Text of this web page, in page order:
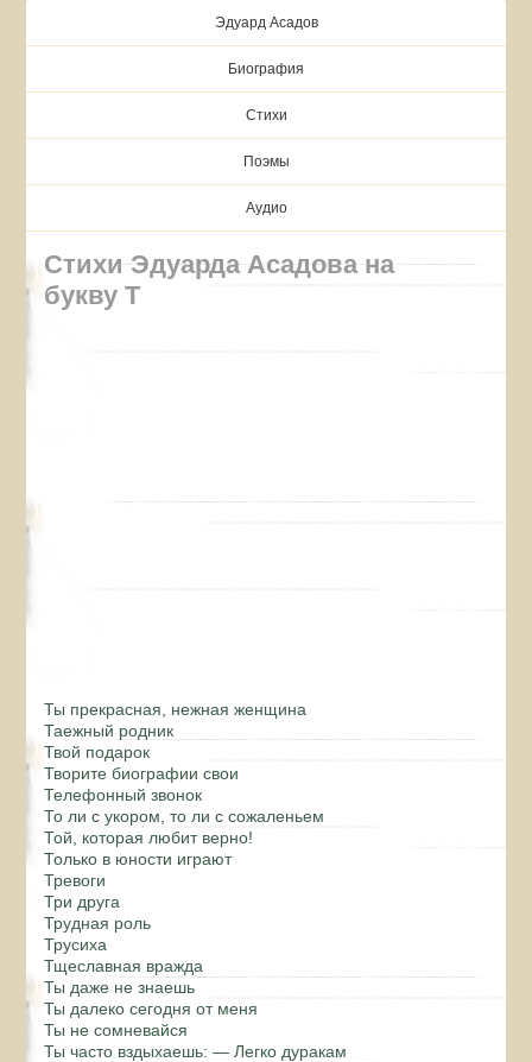
Эдуард Асадов
Биография
Стихи
Поэмы
Аудио
Стихи Эдуарда Асадова на
букву Т
Ты прекрасная, нежная женщина
Таежный родник
Твой подарок
Творите биографии свои
Телефонный звонок
То ли с укором, то ли с сожаленьем
Той, которая любит верно!
Только в юности играют
Тревоги
Три друга
Трудная роль
Трусиха
Тщеславная вражда
Ты даже не знаешь
Ты далеко сегодня от меня
Ты не сомневайся
Ты часто вздыхаешь: — Легко дуракам